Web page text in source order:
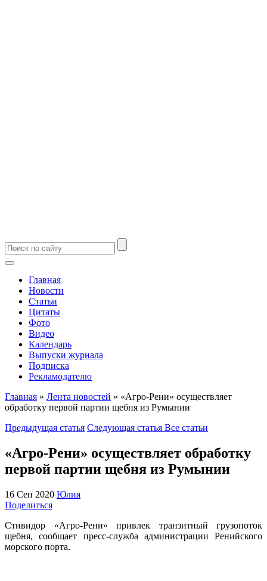
Главная
Новости
Статьи
Цитаты
Фото
Видео
Календарь
Выпуски журнала
Подписка
Рекламодателю
Главная » Лента новостей » «Агро-Рени» осуществляет
обработку первой партии щебня из Румынии
Предыдущая статья Следующая статья Все статьи
«Агро-Рени» осуществляет обработку
первой партии щебня из Румынии
16 Сен 2020 Юлия
Поделиться
Стивидор «Агро-Рени» привлек транзитный грузопоток
щебня, сообщает пресс-служба администрации Ренийского
морского порта.